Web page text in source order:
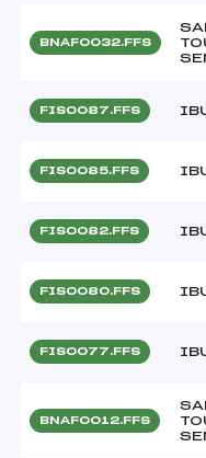
BNAF0032.FFS
FIS0087.FFS
FIS0085.FFS
FIS0082.FFS
FIS0080.FFS
FIS0077.FFS
BNAF0012.FFS